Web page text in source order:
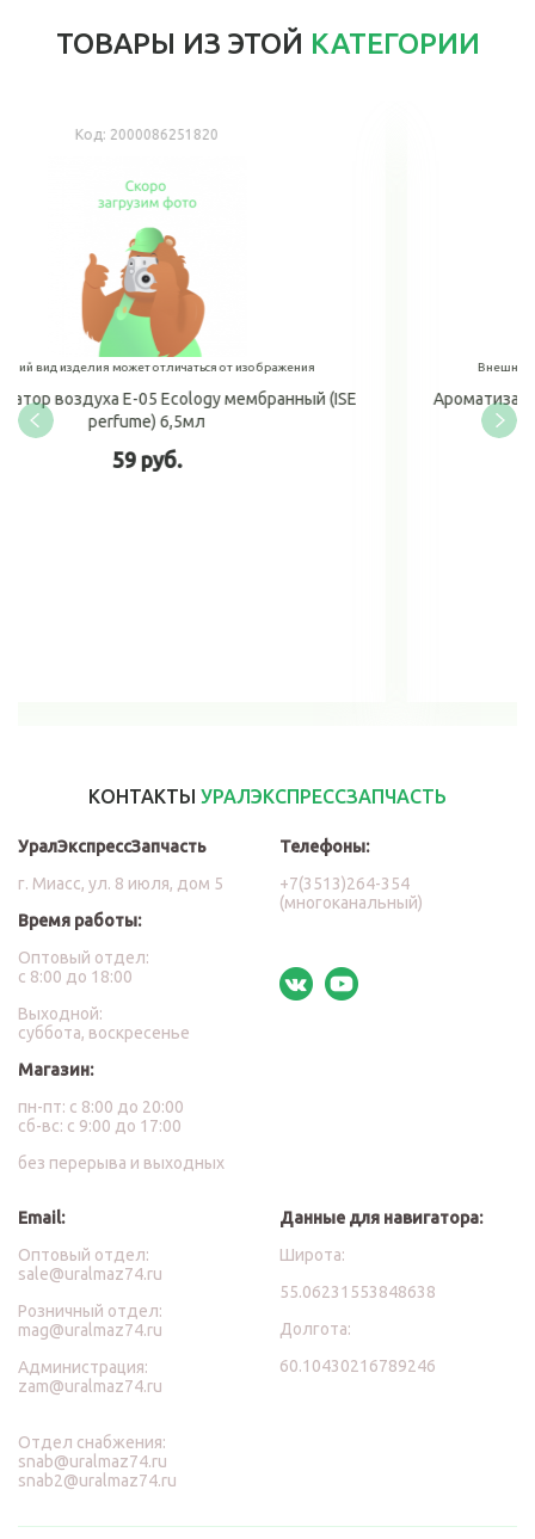
ТОВАРЫ ИЗ ЭТОЙ КАТЕГОРИИ
изображения
(ISE
Внешний вид изделия может отличаться от
Ароматизатор воздуха J-10 Jam
(Тропический день) 7 г
КОНТАКТЫ УРАЛЭКСПРЕССЗАПЧАСТЬ
УралЭкспрессЗапчасть
г. Миасс, ул. 8 июля, дом 5
Время работы:
Оптовый отдел:
с 8:00 до 18:00
Выходной:
суббота, воскресенье
Магазин:
пн-пт: с 8:00 до 20:00
сб-вс: с 9:00 до 17:00
без перерыва и выходных
Телефоны:
+7(3513)264-354
(многоканальный)
Email:
Оптовый отдел:
sale@uralmaz74.ru
Розничный отдел:
mag@uralmaz74.ru
Администрация:
zam@uralmaz74.ru
Отдел снабжения:
snab@uralmaz74.ru
snab2@uralmaz74.ru
Данные для навигатора:
Широта:
55.06231553848638
Долгота:
60.10430216789246